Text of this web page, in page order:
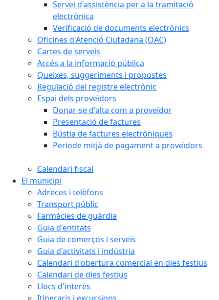
Servei d'assistència per a la tramitació
electrònica
Verificació de documents electrònics
Oficines d'Atenció Ciutadana (OAC)
Cartes de serveis
Accés a la informació pública
Queixes, suggeriments i propostes
Regulació del registre electrònic
Espai dels proveïdors
Donar-se d'alta com a proveïdor
Presentació de factures
Bústia de factures electròniques
Període mitjà de pagament a proveïdors
Calendari fiscal
El municipi
Adreces i telèfons
Transport públic
Farmàcies de guàrdia
Guia d'entitats
Guia de comerços i serveis
Guia d'activitats i indústria
Calendari d'obertura comercial en dies festius
Calendari de dies festius
Llocs d'interès